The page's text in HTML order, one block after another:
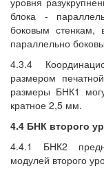
блока -
боковым стенкам,
параллельно
4.3.4
размером
размеры БНК1
кратное 2,5 мм.
4.4 БНК второго
4.4.1 БНК2
модулей второго